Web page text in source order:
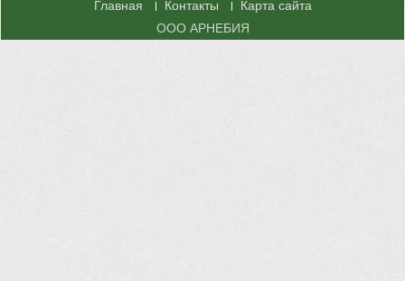
Главная Контакты
Карта сайта
ООО АРНЕБИЯ